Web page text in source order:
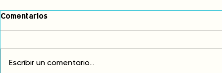
Comentarios
Escribir un comentario...